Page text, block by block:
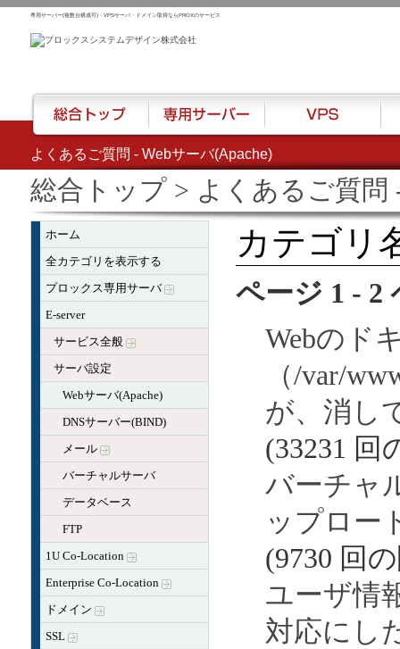
よくあるご質問 - Webサーバ(Apache)
専用サーバー(複数台構成可)・VPSサーバ・ドメイン取得ならPROXのサービス
総合トップ> よくあるご質問
ホーム
全カテゴリを表示する
プロックス専用サーバ
E-server
サービス全般
サーバ設定
Webサーバ(Apache)
DNSサーバー(BIND)
メール
バーチャルサーバ
データベース
FTP
1U Co-Location
Enterprise Co-Location
ドメイン
SSL
カテゴリ
ページ 1 - 2
Webのド
（/var/
が、消し
(33231 回
バーチャ
ップロー
(9730 回
ユーザ情
対応にし
総合トップ 専用サーバー VPS ハ